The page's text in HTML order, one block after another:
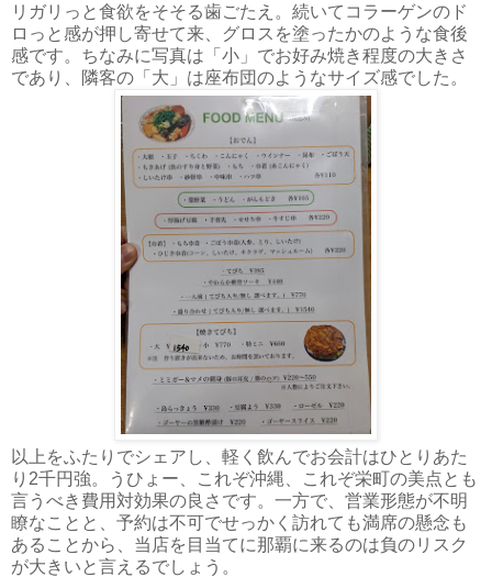
リガリっと食欲をそそる歯ごたえ。続いてコラーゲンのド
ロっと感が押し寄せて来、グロスを塗ったかのような食後
感です。ちなみに写真は「小」でお好み焼き程度の大きさ
であり、隣客の「大」は座布団のようなサイズ感でした。
以上をふたりでシェアし、軽く飲んでお会計はひとりあた
り2千円強。うひょー、これぞ沖縄、これぞ栄町の美点とも
言うべき費用対効果の良さです。一方で、営業形態が不明
瞭なことと、予約は不可でせっかく訪れても満席の懸念も
あることから、当店を目当てに那覇に来るのは負のリスク
が大きいと言えるでしょう。